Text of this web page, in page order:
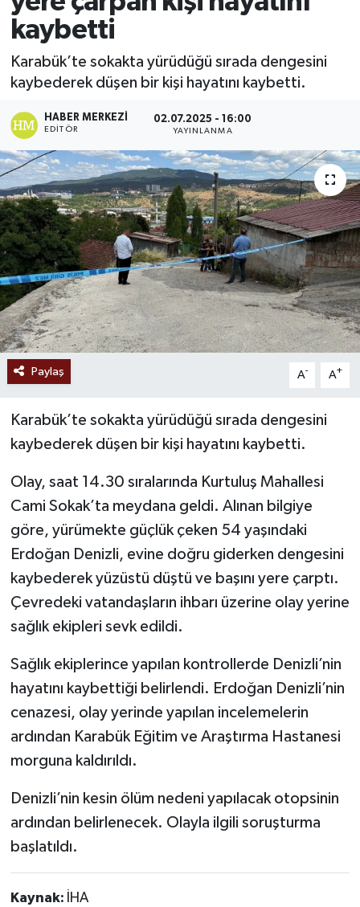
kaybetti
Karabük’te sokakta yürüdüğü sırada dengesini
kaybederek düşen bir kişi hayatını kaybetti.
HABER MERKEZI
EDITÖR
02.07.2025 - 16:00
YAYINLANMA
Paylaş A- A+
Karabük’te sokakta yürüdüğü sırada dengesini
kaybederek düşen bir kişi hayatını kaybetti.
Olay, saat 14.30 sıralarında Kurtuluş Mahallesi
Cami Sokak’ta meydana geldi. Alınan bilgiye
göre, yürümekte güçlük çeken 54 yaşındaki
Erdoğan Denizli, evine doğru giderken dengesini
kaybederek yüzüstü düştü ve başını yere çarptı.
Çevredeki vatandaşların ihbarı üzerine olay yerine
sağlık ekipleri sevk edildi.
Sağlık ekiplerince yapılan kontrollerde Denizli’nin
hayatını kaybettiği belirlendi. Erdoğan Denizli’nin
cenazesi, olay yerinde yapılan incelemelerin
ardından Karabük Eğitim ve Araştırma Hastanesi
morguna kaldırıldı.
Denizli’nin kesin ölüm nedeni yapılacak otopsinin
ardından belirlenecek. Olayla ilgili soruşturma
başlatıldı.
Kaynak: İHA
Ekonomi
Sağlık
Tokat Haber